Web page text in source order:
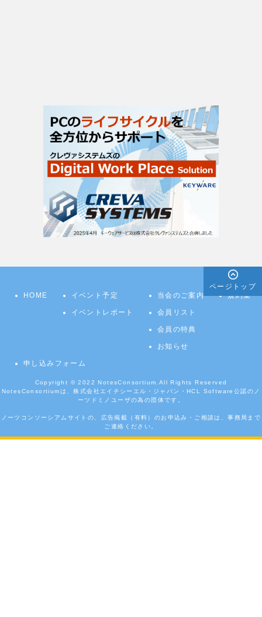
HOME イベント予定
イベントレポート
当会のご案内
会員リスト
会員の特典
お知らせ
規約集
申し込みフォーム
ページトップ
Copyright © 2022NotesConsortium. All Rights Reserved
NotesConsortiumは、株式会社エイチシーエル・ジャパン・HCL Software公認のノ
ーツドミノユーザの為の団体です。
ノーツコンソーシアムサイトの、広告掲載（有料）のお申込み・ご相談は、事務局まで
ご連絡ください。